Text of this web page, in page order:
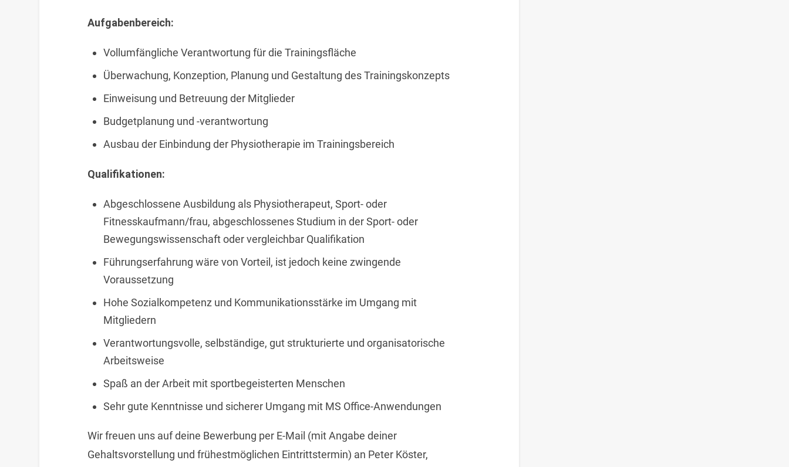
Aufgabenbereich:
Vollumfängliche Verantwortung für die Trainingsfläche
Überwachung, Konzeption, Planung und Gestaltung des Trainingskonzepts
Einweisung und Betreuung der Mitglieder
Budgetplanung und -verantwortung
Ausbau der Einbindung der Physiotherapie im Trainingsbereich
Qualifikationen:
Abgeschlossene Ausbildung als Physiotherapeut, Sport- oder
Fitnesskaufmann/frau, abgeschlossenes Studium in der Sport- oder
Bewegungswissenschaft oder vergleichbar Qualifikation
Führungserfahrung wäre von Vorteil, ist jedoch keine zwingende
Voraussetzung
Hohe Sozialkompetenz und Kommunikationsstärke im Umgang mit
Mitgliedern
Verantwortungsvolle, selbständige, gut strukturierte und organisatorische
Arbeitsweise
Spaß an der Arbeit mit sportbegeisterten Menschen
Sehr gute Kenntnisse und sicherer Umgang mit MS Office-Anwendungen
Wir freuen uns auf deine Bewerbung per E-Mail (mit Angabe deiner
Gehaltsvorstellung und frühestmöglichen Eintrittstermin) an Peter Köster,